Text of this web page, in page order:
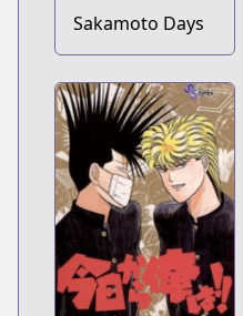
Sakamoto Days